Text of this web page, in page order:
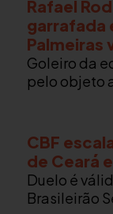
Rafael
garrafada
Palmeiras
Goleiro da
pelo objeto
CBF
de Ceará
Duelo é
Brasileirão